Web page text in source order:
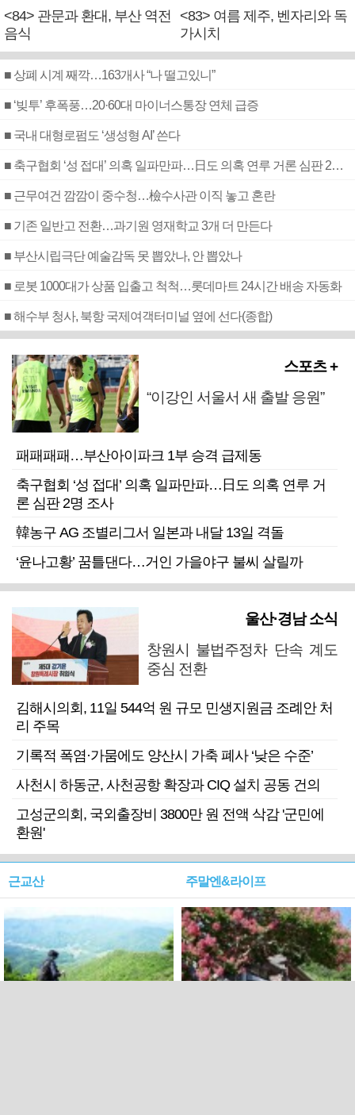
<84> 관문과 환대, 부산 역전
음식
<83> 여름 제주, 벤자리와 독
가시치
■ 상폐 시계 째깍…163개사 “나 떨고있니”
■ ‘빚투’ 후폭풍…20·60대 마이너스통장 연체 급증
■ 국내 대형로펌도 ‘생성형 AI’ 쓴다
■ 축구협회 ‘성 접대’ 의혹 일파만파…日도 의혹 연루 거론 심판 2명 조사
■ 근무여건 깜깜이 중수청…檢수사관 이직 놓고 혼란
■ 기존 일반고 전환…과기원 영재학교 3개 더 만든다
■ 부산시립극단 예술감독 못 뽑았나, 안 뽑았나
■ 로봇 1000대가 상품 입출고 척척…롯데마트 24시간 배송 자동화
■ 해수부 청사, 북항 국제여객터미널 옆에 선다(종합)
스포츠 +
“이강인 서울서 새 출발 응원”
패패패패…부산아이파크 1부 승격 급제동
축구협회 ‘성 접대’ 의혹 일파만파…日도 의혹 연루 거
론 심판 2명 조사
韓농구 AG 조별리그서 일본과 내달 13일 격돌
‘윤나고황’ 꿈틀댄다…거인 가을야구 불씨 살릴까
울산·경남 소식
창원시 불법주정차 단속 계도
중심 전환
김해시의회, 11일 544억 원 규모 민생지원금 조례안 처
리 주목
기록적 폭염·가뭄에도 양산시 가축 폐사 ‘낮은 수준’
사천시 하동군, 사천공항 확장과 CIQ 설치 공동 건의
고성군의회, 국외출장비 3800만 원 전액 삭감 '군민에
환원'
근교산 주말엔&라이프